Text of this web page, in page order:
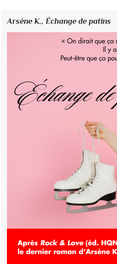
Arsène K.,Échange de patins